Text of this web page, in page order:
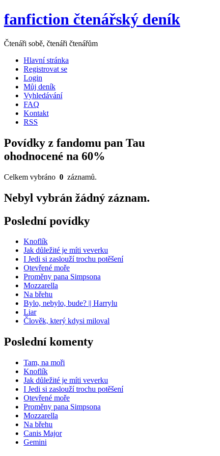
fanfiction čtenářský deník
Čtenáři sobě, čtenáři čtenářům
Hlavní stránka
Registrovat se
Login
Můj deník
Vyhledávání
FAQ
Kontakt
RSS
Povídky z fandomu pan Tau
ohodnocené na 60%
Celkem vybráno 0 záznamů.
Nebyl vybrán žádný záznam.
Poslední povídky
Knoflík
Jak důležité je míti veverku
I Jedi si zaslouží trochu potěšení
Otevřené moře
Proměny pana Simpsona
Mozzarella
Na břehu
Bylo, nebylo, bude? || Harrylu
Liar
Člověk, který kdysi miloval
Poslední komenty
Tam, na moři
Knoflík
Jak důležité je míti veverku
I Jedi si zaslouží trochu potěšení
Otevřené moře
Proměny pana Simpsona
Mozzarella
Na břehu
Canis Major
Gemini